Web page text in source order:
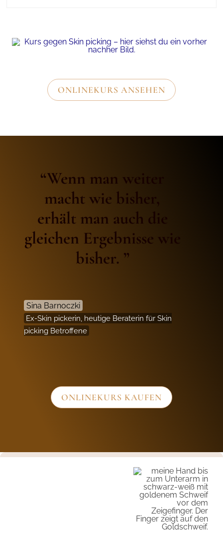
ONLINEKURS ANSEHEN
“Wenn man weiter
macht wie bisher,
erhält man auch die
gleichen Ergebnisse wie
bisher. ”
Sina Barnoczki
Ex-Skin pickerin, heutige Beraterin für Skin
picking Betroffene
ONLINEKURS KAUFEN